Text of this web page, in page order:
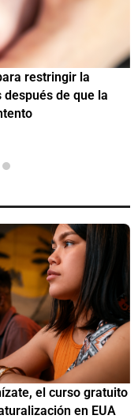
restringir la
de que la
el curso gratuito
en EUA